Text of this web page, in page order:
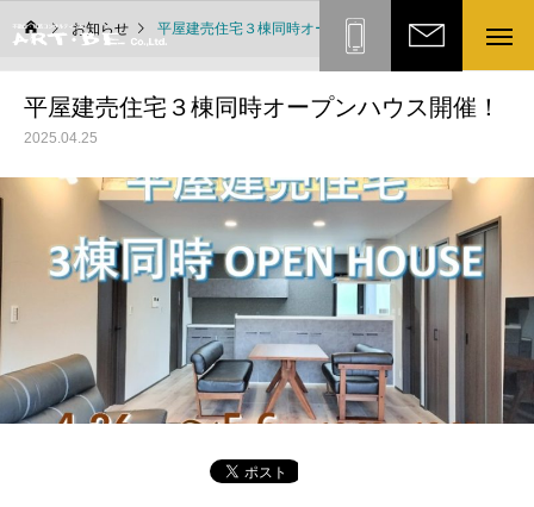
わせ
43-
7773
お知らせ 平屋建売住宅３棟同時オープンハウス開催！
平屋建売住宅３棟同時オープンハウス開催！
2025.04.25